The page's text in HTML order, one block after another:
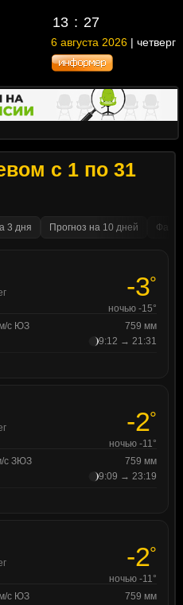
13 27
6 августа 2026 | четверг
с 1 по 31
3 дня Прогноз на 10 дней
-3°
ночью -15°
с ЮЗ
759 мм
9:12 → 21:31
-2°
ночью -11°
с ЗЮЗ
759 мм
9:09 → 23:19
-2°
ночью -11°
с ЮЗ
759 мм